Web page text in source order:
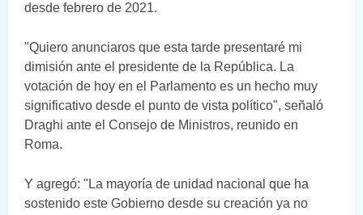
desde febrero de 2021.
"Quiero anunciaros que esta tarde presentaré mi
dimisión ante el presidente de la República. La
votación de hoy en el Parlamento es un hecho muy
significativo desde el punto de vista político", señaló
Draghi ante el Consejo de Ministros, reunido en
Roma.
Y agregó: "La mayoría de unidad nacional que ha
sostenido este Gobierno desde su creación ya no